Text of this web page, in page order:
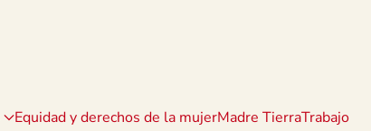
Equidad y derechos de la mujerMadre TierraTrabajo